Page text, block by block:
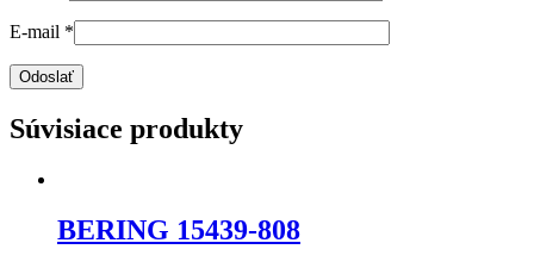
E-mail *
Súvisiace produkty
BERING 15439-808